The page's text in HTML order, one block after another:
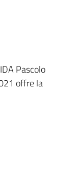
Pascolo
offre la